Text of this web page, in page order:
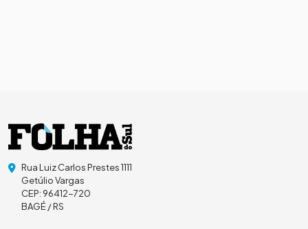
Rua Luiz Carlos Prestes 1111
Getúlio Vargas
CEP: 96412-720
BAGÉ / RS